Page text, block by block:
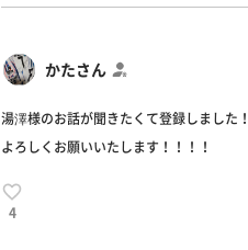
かたさん
湯澤様のお話が聞きたくて登録しました
よろしくお願いいたします！！！！
4